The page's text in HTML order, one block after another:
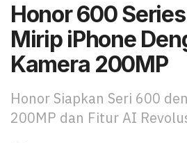
Honor 600
Mirip iPhone
Kamera 200MP
Honor Siapkan Seri 600
200MP dan Fitur AI